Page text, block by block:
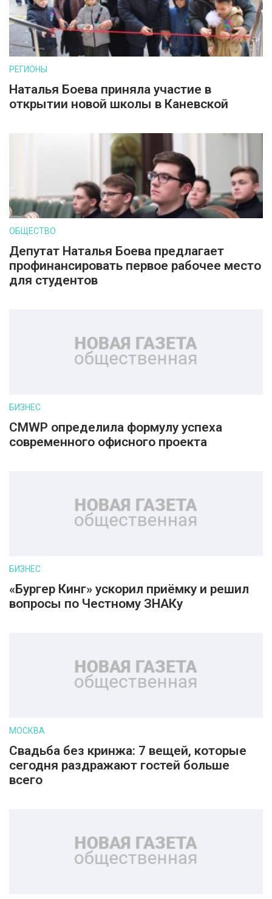
РЕГИОНЫ
Наталья Боева приняла участие в
открытии новой школы в Каневской
ОБЩЕСТВО
Депутат Наталья Боева предлагает
профинансировать первое рабочее место
для студентов
БИЗНЕС
CMWP определила формулу успеха
современного офисного проекта
БИЗНЕС
«Бургер Кинг» ускорил приёмку и решил
вопросы по Честному ЗНАКу
МОСКВА
Свадьба без кринжа: 7 вещей, которые
сегодня раздражают гостей больше
всего